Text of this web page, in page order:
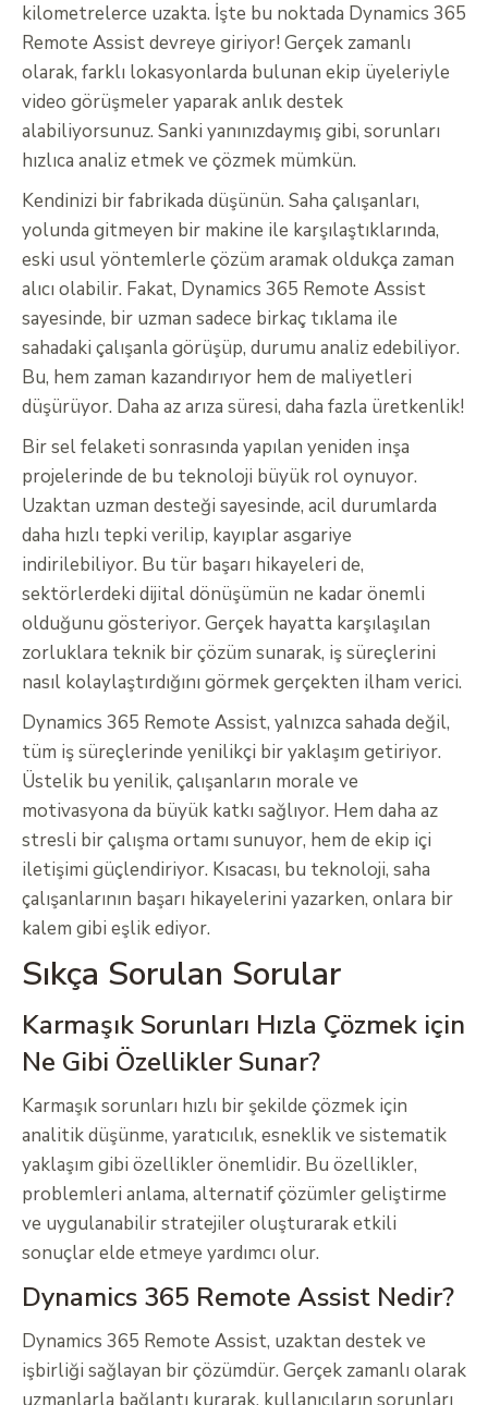
kilometrelerce uzakta. İşte bu noktada Dynamics 365
Remote Assist devreye giriyor! Gerçek zamanlı
olarak, farklı lokasyonlarda bulunan ekip üyeleriyle
video görüşmeler yaparak anlık destek
alabiliyorsunuz. Sanki yanınızdaymış gibi, sorunları
hızlıca analiz etmek ve çözmek mümkün.
Kendinizi bir fabrikada düşünün. Saha çalışanları,
yolunda gitmeyen bir makine ile karşılaştıklarında,
eski usul yöntemlerle çözüm aramak oldukça zaman
alıcı olabilir. Fakat, Dynamics 365 Remote Assist
sayesinde, bir uzman sadece birkaç tıklama ile
sahadaki çalışanla görüşüp, durumu analiz edebiliyor.
Bu, hem zaman kazandırıyor hem de maliyetleri
düşürüyor. Daha az arıza süresi, daha fazla üretkenlik!
Bir sel felaketi sonrasında yapılan yeniden inşa
projelerinde de bu teknoloji büyük rol oynuyor.
Uzaktan uzman desteği sayesinde, acil durumlarda
daha hızlı tepki verilip, kayıplar asgariye
indirilebiliyor. Bu tür başarı hikayeleri de,
sektörlerdeki dijital dönüşümün ne kadar önemli
olduğunu gösteriyor. Gerçek hayatta karşılaşılan
zorluklara teknik bir çözüm sunarak, iş süreçlerini
nasıl kolaylaştırdığını görmek gerçekten ilham verici.
Dynamics 365 Remote Assist, yalnızca sahada değil,
tüm iş süreçlerinde yenilikçi bir yaklaşım getiriyor.
Üstelik bu yenilik, çalışanların morale ve
motivasyona da büyük katkı sağlıyor. Hem daha az
stresli bir çalışma ortamı sunuyor, hem de ekip içi
iletişimi güçlendiriyor. Kısacası, bu teknoloji, saha
çalışanlarının başarı hikayelerini yazarken, onlara bir
kalem gibi eşlik ediyor.
Sıkça Sorulan Sorular
Karmaşık Sorunları Hızla Çözmek için
Ne Gibi Özellikler Sunar?
Karmaşık sorunları hızlı bir şekilde çözmek için
analitik düşünme, yaratıcılık, esneklik ve sistematik
yaklaşım gibi özellikler önemlidir. Bu özellikler,
problemleri anlama, alternatif çözümler geliştirme
ve uygulanabilir stratejiler oluşturarak etkili
sonuçlar elde etmeye yardımcı olur.
Dynamics 365 Remote Assist Nedir?
Dynamics 365 Remote Assist, uzaktan destek ve
işbirliği sağlayan bir çözümdür. Gerçek zamanlı olarak